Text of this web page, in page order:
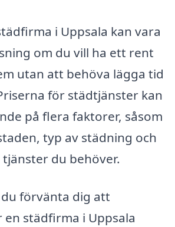
i Uppsala kan vara
om du vill ha ett rent
utan att behöva lägga tid
för städtjänster kan
på flera faktorer, såsom
typ av städning och
du behöver.
förvänta dig att
städfirma i Uppsala